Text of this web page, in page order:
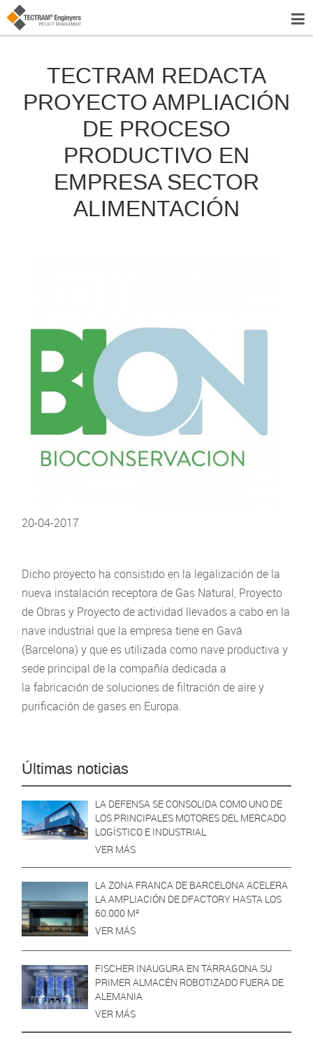
TECTRAM REDACTA
PROYECTO AMPLIACIÓN
DE PROCESO
PRODUCTIVO EN
EMPRESA SECTOR
ALIMENTACIÓN
20-04-2017
Dicho proyecto ha consistido en la legalización de la
nueva instalación receptora de Gas Natural, Proyecto
de Obras y Proyecto de actividad llevados a cabo en la
nave industrial que la empresa tiene en Gavá
(Barcelona) y que es utilizada como nave productiva y
sede principal de la compañía dedicada a
la fabricación de soluciones de filtración de aire y
purificación de gases en Europa.
Últimas noticias
LA DEFENSA SE CONSOLIDA COMO UNO DE
LOS PRINCIPALES MOTORES DEL MERCADO
LOGÍSTICO E INDUSTRIAL
VER MÁS
LA ZONA FRANCA DE BARCELONA ACELERA
LA AMPLIACIÓN DE DFACTORY HASTA LOS
60.000 M²
VER MÁS
FISCHER INAUGURA EN TARRAGONA SU
PRIMER ALMACÉN ROBOTIZADO FUERA DE
ALEMANIA
VER MÁS